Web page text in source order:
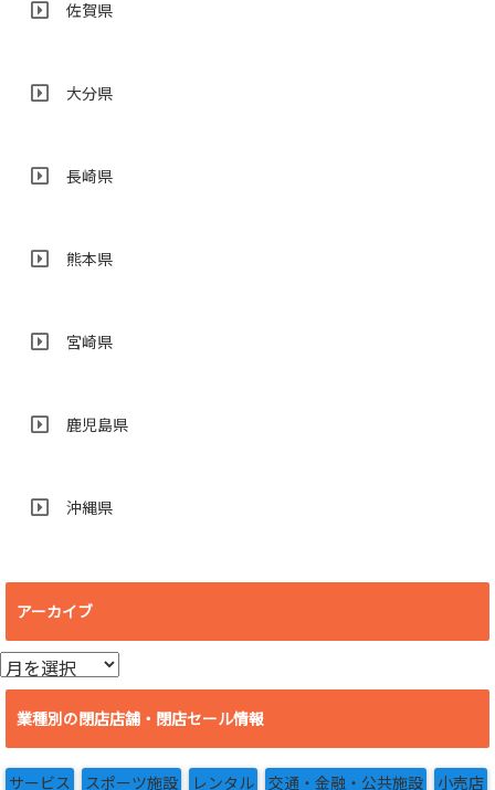
佐賀県
大分県
長崎県
熊本県
宮崎県
鹿児島県
沖縄県
アーカイブ
ア
ー
イ
ブ
業種別の閉店店舗・閉店セール情報
サービス スポーツ施設 レンタル 交通・金融・公共施設 小売店